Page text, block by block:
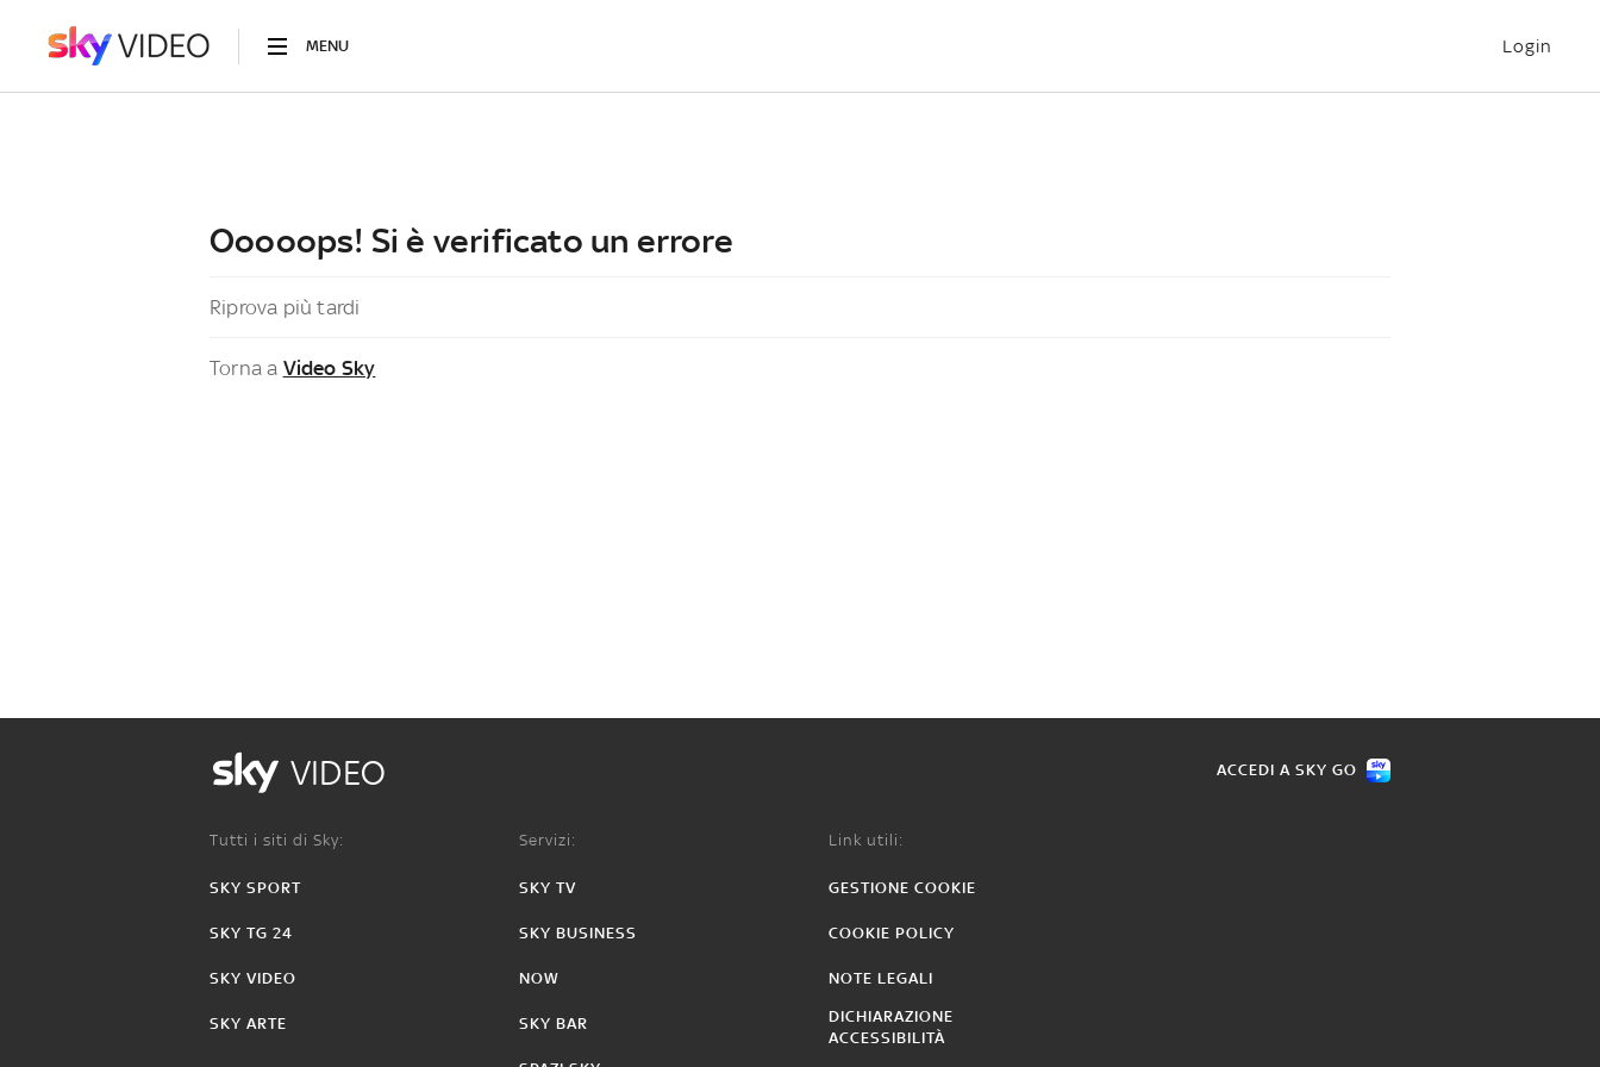
MENU Login
Ooooops! Si è verificato un errore
Riprova più tardi
Torna a Video Sky
VIDEO ACCEDI A SKY GO
Tutti i siti di Sky:
SKY SPORT
SKY TG 24
SKY VIDEO
SKY ARTE
Servizi:
SKY TV
SKY BUSINESS
NOW
SKY BAR
Link utili:
GESTIONE COOKIE
COOKIE POLICY
NOTE LEGALI
DICHIARAZIONE
ACCESSIBILITÀ